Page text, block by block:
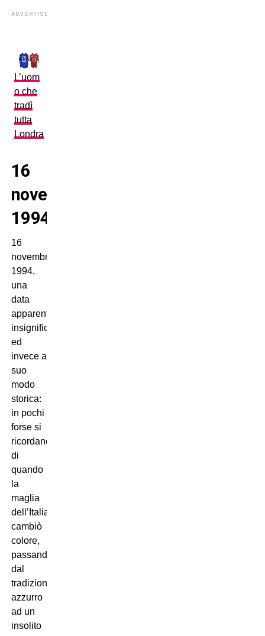
ADVERTISEMENT
L’uom
o che
tradì
tutta
Londra
16
novembre
1994
16
novembre
1994,
una
data
apparentemente
insignificante
ed
invece a
suo
modo
storica:
in pochi
forse si
ricordano
di
quando
la
maglia
dell’Italia
cambiò
colore,
passando
dal
tradizionale
azzurro
ad un
insolito